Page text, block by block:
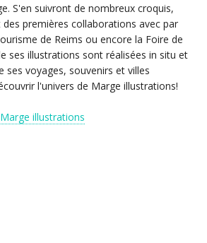
S'en suivront de nombreux croquis,
premières collaborations avec par
de Reims ou encore la Foire de
ses illustrations sont réalisées in situ et
ses voyages, souvenirs et villes
l'univers de Marge illustrations!
illustrations